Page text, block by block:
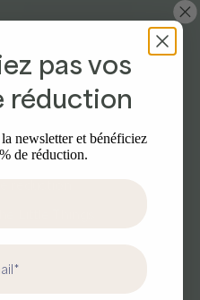
de 10% de
réduction.
Little Things.
pas vos
réduction
newsletter et bénéficiez
de réduction.